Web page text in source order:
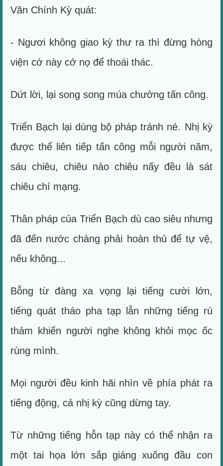
Văn Chính Kỳ quát:
- Ngươi không giao kỳ thư ra thì đừng hòng
viện cớ này cớ nọ để thoái thác.
Dứt lời, lại song song múa chưởng tấn công.
Triển Bạch lại dùng bộ pháp tránh né. Nhị kỳ
được thể liên tiếp tấn công mỗi người năm,
sáu chiêu, chiêu nào chiêu nấy đều là sát
chiêu chí mạng.
Thân pháp của Triển Bạch dù cao siêu nhưng
đã đến nước chàng phải hoàn thủ để tự vệ,
nếu không...
Bỗng từ đàng xa vọng lại tiếng cười lớn,
tiếng quát tháo pha tạp lẫn những tiếng rú
thảm khiến người nghe không khỏi mọc ốc
rùng mình.
Mọi người đều kinh hãi nhìn về phía phát ra
tiếng động, cả nhị kỳ cũng dừng tay.
Từ những tiếng hỗn tạp này có thể nhận ra
một tai họa lớn sắp giáng xuống đầu con